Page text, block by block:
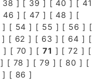
38 ] [ 39 ] [ 40 ] [ 41
46 ] [ 47 ] [ 48 ] [
] [ 54 ] [ 55 ] [ 56 ] [
] [ 62 ] [ 63 ] [ 64 ] [
] [ 70 ] [ 71 ] [72 ] [
] [ 78 ] [ 79 ] [ 80 ] [
] [ 86 ]